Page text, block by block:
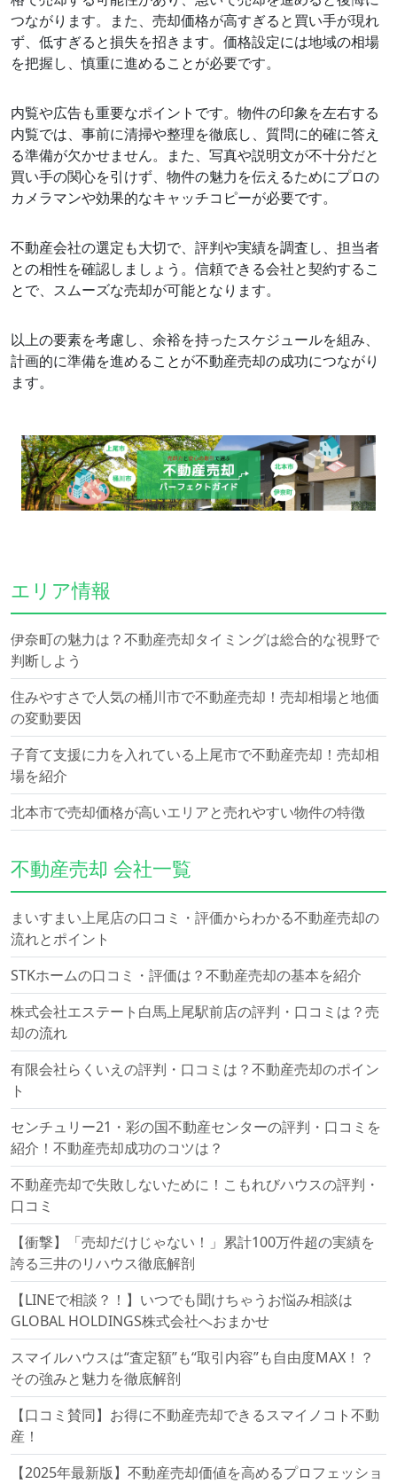
つながります。また、売却価格が高すぎると買い手が現れ
ず、低すぎると損失を招きます。価格設定には地域の相場
を把握し、慎重に進めることが必要です。
内覧や広告も重要なポイントです。物件の印象を左右する
内覧では、事前に清掃や整理を徹底し、質問に的確に答え
る準備が欠かせません。また、写真や説明文が不十分だと
買い手の関心を引けず、物件の魅力を伝えるためにプロの
カメラマンや効果的なキャッチコピーが必要です。
不動産会社の選定も大切で、評判や実績を調査し、担当者
との相性を確認しましょう。信頼できる会社と契約するこ
とで、スムーズな売却が可能となります。
以上の要素を考慮し、余裕を持ったスケジュールを組み、
計画的に準備を進めることが不動産売却の成功につながり
ます。
エリア情報
伊奈町の魅力は？不動産売却タイミングは総合的な視野で
判断しよう
住みやすさで人気の桶川市で不動産売却！売却相場と地価
の変動要因
子育て支援に力を入れている上尾市で不動産売却！売却相
場を紹介
北本市で売却価格が高いエリアと売れやすい物件の特徴
不動産売却 会社一覧
まいすまい上尾店の口コミ・評価からわかる不動産売却の
流れとポイント
STKホームの口コミ・評価は？不動産売却の基本を紹介
株式会社エステート白馬上尾駅前店の評判・口コミは？売
却の流れ
有限会社らくいえの評判・口コミは？不動産売却のポイン
ト
センチュリー21・彩の国不動産センターの評判・口コミを
紹介！不動産売却成功のコツは？
不動産売却で失敗しないために！こもれびハウスの評判・
口コミ
【衝撃】「売却だけじゃない！」累計100万件超の実績を
誇る三井のリハウス徹底解剖
【LINEで相談？！】いつでも聞けちゃうお悩み相談は
GLOBAL HOLDINGS株式会社へおまかせ
スマイルハウスは“査定額”も“取引内容”も自由度MAX！？
その強みと魅力を徹底解剖
【口コミ賛同】お得に不動産売却できるスマイノコト不動
産！
【2025年最新版】不動産売却価値を高めるプロフェッショ